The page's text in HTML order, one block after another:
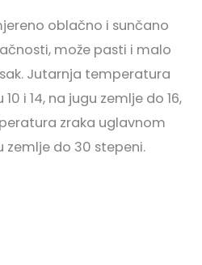
oblačno i sunčano
može pasti i malo
Jutarnja temperatura
i 14, na jugu zemlje do 16,
zraka uglavnom
zemlje do 30 stepeni.